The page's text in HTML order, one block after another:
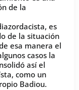
de la
es
de la situación
esa manera el
casos la
así el
como un
Badiou.